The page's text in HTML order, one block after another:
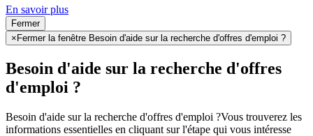
En savoir plus
Fermer
× Fermer la fenêtre Besoin d'aide sur la recherche d'offres d'emploi ?
Besoin d'aide sur la recherche d'offres
d'emploi ?
Besoin d'aide sur la recherche d'offres d'emploi ?Vous trouverez les
informations essentielles en cliquant sur l'étape qui vous intéresse